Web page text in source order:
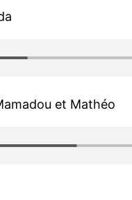
et Mathéo